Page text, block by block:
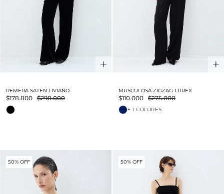
REMERA SATEN LIVIANO
$178.800 $298.000
MUSCULOSA ZIGZAG LUREX
$110.000 $275.000
+ 1 COLORES
50% OFF 50% OFF